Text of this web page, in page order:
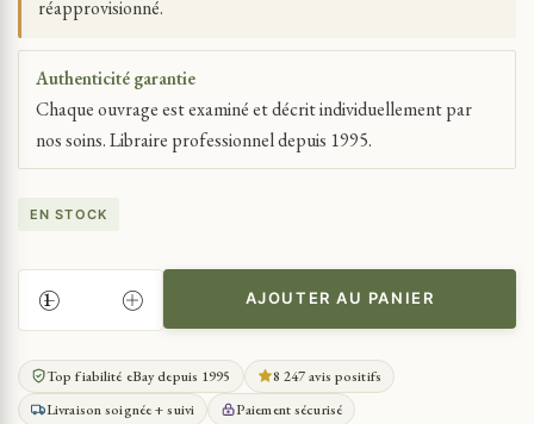
réapprovisionné.
Authenticité garantie
Chaque ouvrage est examiné et décrit individuellement par
nos soins. Libraire professionnel depuis 1995.
EN STOCK
QUANTITÉ
DE
CHINE
CHINOIS
AJOUTER AU PANIER
Top fiabilité eBay depuis 1995
8 247 avis positifs
Livraison soignée + suivi
Paiement sécurisé